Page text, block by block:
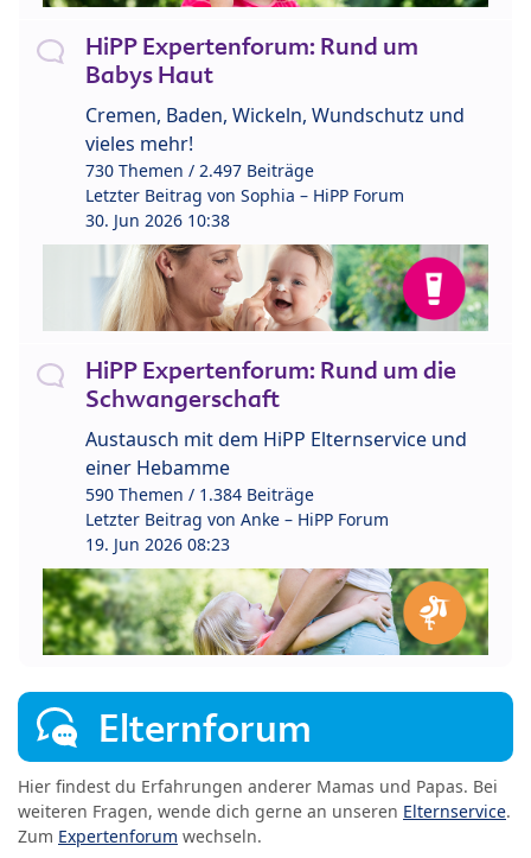
HiPP Expertenforum: Rund um
Babys Haut
Cremen, Baden, Wickeln, Wundschutz und
vieles mehr!
730 Themen / 2.497 Beiträge
Letzter Beitrag von Sophia – HiPP Forum
30. Jun 2026 10:38
HiPP Expertenforum: Rund um die
Schwangerschaft
Austausch mit dem HiPP Elternservice und
einer Hebamme
590 Themen / 1.384 Beiträge
Letzter Beitrag von Anke – HiPP Forum
19. Jun 2026 08:23
Elternforum
Hier findest du Erfahrungen anderer Mamas und Papas. Bei
weiteren Fragen, wende dich gerne an unseren Elternservice.
Zum Expertenforum wechseln.